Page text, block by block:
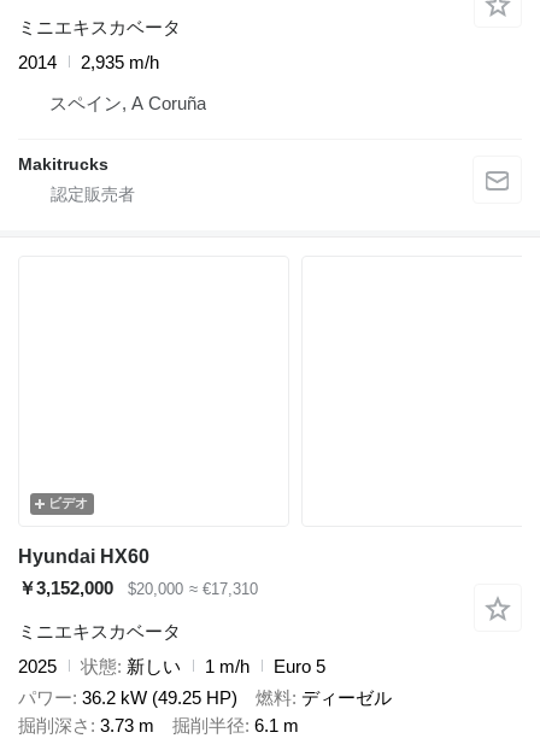
ミニエキスカベータ
2014
2,935 m/h
スペイン, A Coruña
Makitrucks
ビデオ
Hyundai HX60
￥3,152,000
$20,000 ≈ €17,310
ミニエキスカベータ
2025
状態 新しい 1 m/h
Euro 5
パワー 36.2 kW (49.25 HP) 燃料 ディーゼル
掘削深さ
3.73 m 掘削半径 6.1 m